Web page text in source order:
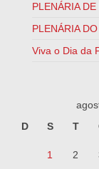
PLENÁRIA
PLENÁRIA
Viva o Dia da
D
S T
1 2